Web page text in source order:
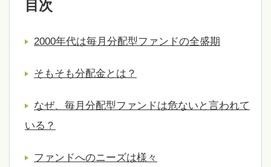
目次
2000年代は毎月分配型ファンドの全盛期
そもそも分配金とは？
なぜ、毎月分配型ファンドは危ないと言われて
いる？
ファンドへのニーズは様々